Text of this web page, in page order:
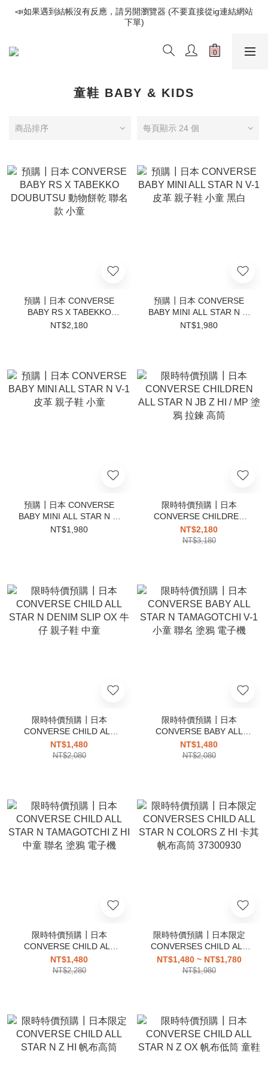
📣如果遇到結帳沒有反應，請另開瀏覽器 (不要直接從ig連結網站
下單)
📣如果遇到結帳沒有反應，請另開瀏覽器 (不要直接從ig連結網站
下單)
歡迎光臨૮⍝• ᴥ •⍝ა 新品請追蹤官方INSTAGRAM
下單)
童鞋 BABY & KIDS
商品排序 每頁顯示 24 個
預購┃日本 CONVERSE
BABY RS X TABEKKO
DOUBUTSU 動物餅乾 聯名
NT$2,180
預購┃日本 CONVERSE
BABY MINI ALL STAR N V-
1 皮革 親子鞋 小童 黑白
NT$1,980
預購┃日本 CONVERSE
BABY MINI ALL STAR N V-
1 皮革 親子鞋 小童
NT$1,980
限時特價預購┃日本
CONVERSE CHILDREN
ALL STAR N JB Z HI / MP
塗鴉 拉鍊 高筒
NT$2,180
NT$3,180
限時特價預購┃日本
CONVERSE CHILD ALL
STAR N DENIM SLIP OX 牛
仔 親子鞋 中童
NT$1,480
NT$2,080
限時特價預購┃日本
CONVERSE BABY ALL
STAR N TAMAGOTCHI V-1
小童 聯名 塗鴉 電子機
NT$1,480
NT$2,080
限時特價預購┃日本
CONVERSE CHILD ALL
STAR N TAMAGOTCHI Z
HI 中童 聯名 塗鴉 電子機
NT$1,480
NT$2,280
限時特價預購┃日本限定
CONVERSES CHILD ALL
STAR N COLORS Z HI 卡其
帆布高筒 37300930
NT$1,480 ~ NT$1,780
NT$1,980